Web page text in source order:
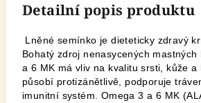
Detailní popis produktu
Lněné semínko je dieteticky zdravý
Bohatý zdroj nenasycených mastných
a 6 MK má vliv na kvalitu srsti, kůže a
působí protizánětlivě, podporuje
imunitní systém. Omega 3 a 6 MK